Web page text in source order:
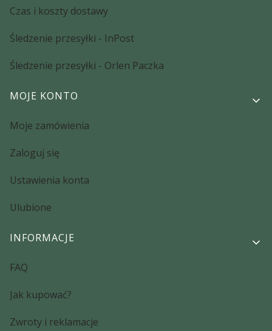
Czas i koszty dostawy
Śledzenie przesyłki - InPost
Śledzenie przesyłki - Orlen Paczka
MOJE KONTO
Moje zamówienia
Zaloguj się
Ustawienia konta
Ulubione
INFORMACJE
FAQ
Jak kupować?
Zwroty i reklamacje